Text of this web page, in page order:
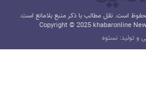
است. نقل مطالب با ذکر منبع بلامانع است.
Copyright © 2025 khabaronline
و تولید: نستوه